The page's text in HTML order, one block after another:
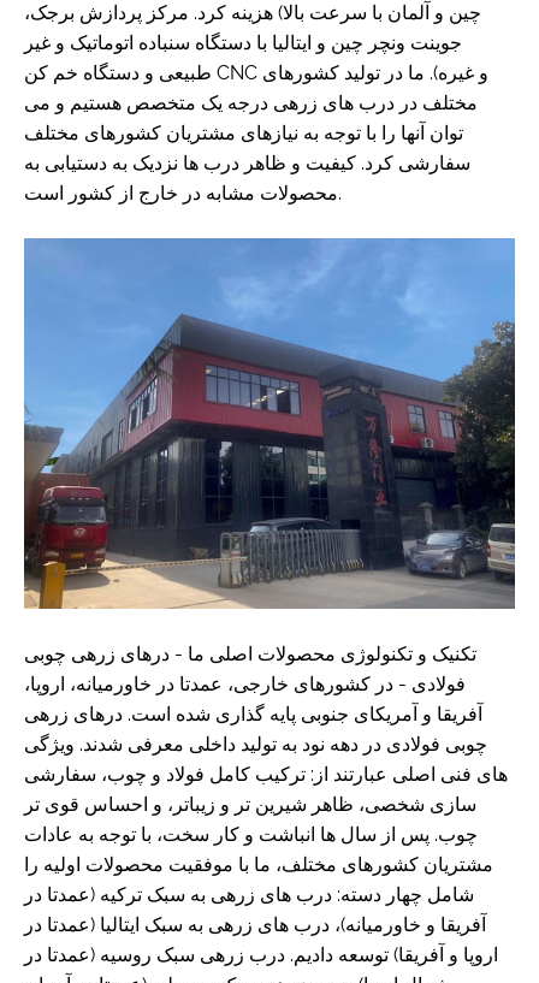
چین و آلمان با سرعت بالا) هزینه کرد. مرکز پردازش برجک،
جوینت ونچر چین و ایتالیا با دستگاه سنباده اتوماتیک و غیر
طبیعی و دستگاه خم کن CNC و غیره). ما در تولید کشورهای
مختلف در درب های زرهی درجه یک متخصص هستیم و می
توان آنها را با توجه به نیازهای مشتریان کشورهای مختلف
سفارشی کرد. کیفیت و ظاهر درب ها نزدیک به دستیابی به
محصولات مشابه در خارج از کشور است.
تکنیک و تکنولوژی محصولات اصلی ما - درهای زرهی چوبی
فولادی - در کشورهای خارجی، عمدتا در خاورمیانه، اروپا،
آفریقا و آمریکای جنوبی پایه گذاری شده است. درهای زرهی
چوبی فولادی در دهه نود به تولید داخلی معرفی شدند. ویژگی
های فنی اصلی عبارتند از: ترکیب کامل فولاد و چوب، سفارشی
سازی شخصی، ظاهر شیرین تر و زیباتر، و احساس قوی تر
چوب. پس از سال ها انباشت و کار سخت، با توجه به عادات
مشتریان کشورهای مختلف، ما با موفقیت محصولات اولیه را
شامل چهار دسته: درب های زرهی به سبک ترکیه (عمدتا در
آفریقا و خاورمیانه)، درب های زرهی به سبک ایتالیا (عمدتا در
اروپا و آفریقا) توسعه دادیم. درب زرهی سبک روسیه (عمدتا در